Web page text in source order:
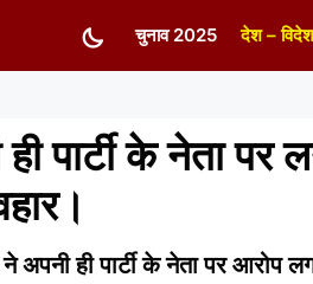
चुनाव 2025 देश – विदेश
पार्टी के नेता
अपनी ही पार्टी के नेता पर आरोप